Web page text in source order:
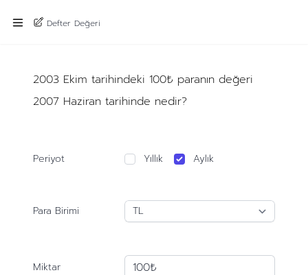
Defter Değeri
2003 Ekim tarihindeki 100₺ paranın değeri
2007 Haziran tarihinde nedir?
Periyot Yıllık Aylık
Para Birimi
Miktar